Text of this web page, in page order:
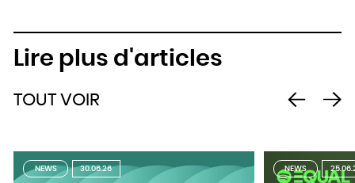
Lire plus d'articles
TOUT VOIR
NEWS 30.06.26 NEWS